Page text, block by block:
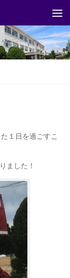
１日を過ごすこ
ました！